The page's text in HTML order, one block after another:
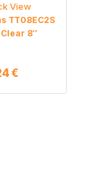
View
TT08EC2S
Clear 8″
€